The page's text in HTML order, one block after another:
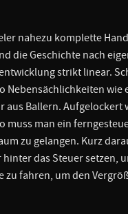
nahezu komplette
die Geschichte nach
strikt linear.
Nebensächlichkeiten
aus Ballern. Aufgelockert
muss man ein
zu gelangen. Kurz
das Steuer setzen,
zu fahren, um den